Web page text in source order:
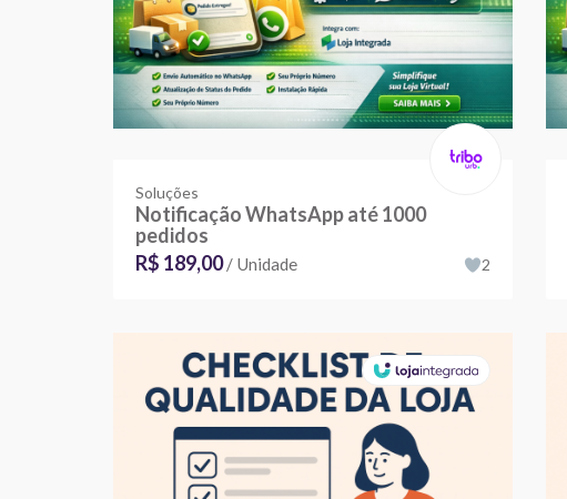
Soluções
Notificação WhatsApp até 1000
pedidos
R$ 189,00/ Unidade 2